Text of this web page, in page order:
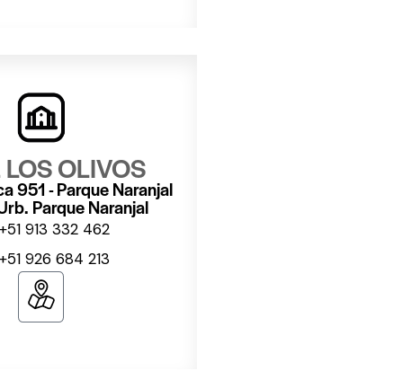
OLIVOS
951 - Parque Naranjal
Parque Naranjal
+51 913 332 462
+51 926 684 213